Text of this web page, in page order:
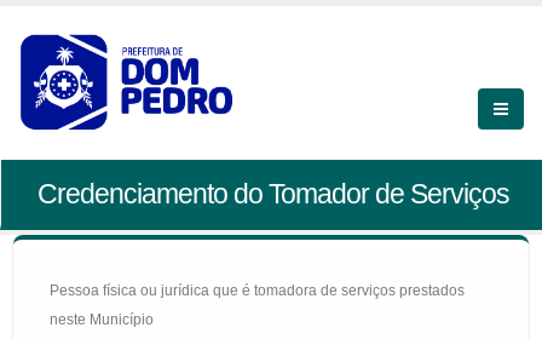
Credenciamento do Tomador de Serviços
Pessoa física ou jurídica que é tomadora de serviços prestados
neste Município